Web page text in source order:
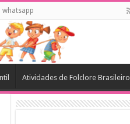
whatsapp
Atividades de Folclore Brasileiro